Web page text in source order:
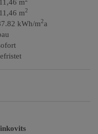
m
m2
kWh/m2a